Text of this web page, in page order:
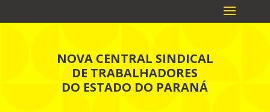
NOVA CENTRAL SINDICAL
DE TRABALHADORES
DO ESTADO DO PARANÁ